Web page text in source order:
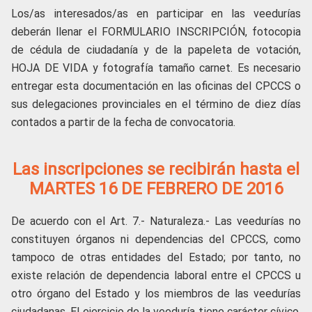
Los/as interesados/as en participar en las veedurías
deberán llenar el FORMULARIO INSCRIPCIÓN, fotocopia
de cédula de ciudadanía y de la papeleta de votación,
HOJA DE VIDA y fotografía tamaño carnet. Es necesario
entregar esta documentación en las oficinas del CPCCS o
sus delegaciones provinciales en el término de diez días
contados a partir de la fecha de convocatoria.
Las inscripciones se recibirán hasta el
MARTES 16 DE FEBRERO DE 2016
De acuerdo con el Art. 7.- Naturaleza.- Las veedurías no
constituyen órganos ni dependencias del CPCCS, como
tampoco de otras entidades del Estado; por tanto, no
existe relación de dependencia laboral entre el CPCCS u
otro órgano del Estado y los miembros de las veedurías